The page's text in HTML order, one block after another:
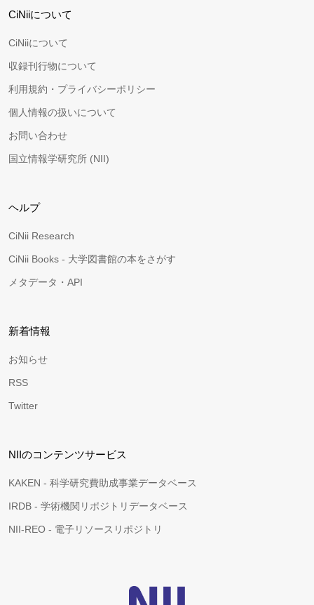
CiNiiについて
CiNiiについて
収録刊行物について
利用規約・プライバシーポリシー
個人情報の扱いについて
お問い合わせ
国立情報学研究所 (NII)
ヘルプ
CiNii Research
CiNii Books - 大学図書館の本をさがす
メタデータ・API
新着情報
お知らせ
RSS
Twitter
NIIのコンテンツサービス
KAKEN - 科学研究費助成事業データベース
IRDB - 学術機関リポジトリデータベース
NII-REO - 電子リソースリポジトリ